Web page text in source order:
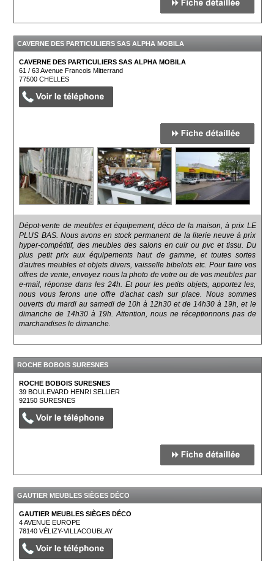
CAVERNE DES PARTICULIERS SAS ALPHA MOBILA
CAVERNE DES PARTICULIERS SAS ALPHA MOBILA
61 / 63 Avenue Francois Mitterrand
77500CHELLES
Dépot-vente de meubles et équipement, déco de la maison, à prix LE
PLUS BAS. Nous avons en stock permanent de la literie neuve à prix
hyper-compétitif, des meubles des salons en cuir ou pvc et tissu. Du
plus petit prix aux équipements haut de gamme, et toutes sortes
d'autres meubles et objets divers, vaisselle bibelots etc. Pour faire vos
offres de vente, envoyez nous la photo de votre ou de vos meubles par
e-mail, réponse dans les 24h. Et pour les petits objets, apportez les,
nous vous ferons une offre d'achat cash sur place. Nous sommes
ouverts du mardi au samedi de 10h à 12h30 et de 14h30 à 19h, et le
dimanche de 14h30 à 19h. Attention, nous ne réceptionnons pas de
marchandises le dimanche.
ROCHE BOBOIS SURESNES
ROCHE BOBOIS SURESNES
39 BOULEVARD HENRI SELLIER
92150SURESNES
GAUTIER MEUBLES SIÈGES DÉCO
GAUTIER MEUBLES SIÈGES DÉCO
4 AVENUE EUROPE
78140VÉLIZY-VILLACOUBLAY